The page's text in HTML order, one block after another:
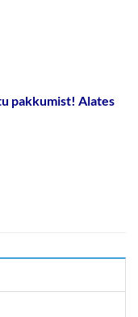
pakkumist! Alates